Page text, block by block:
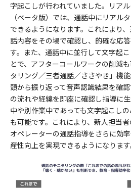
字起こしが行われていました。リア
（ベータ版）では、通話中にリアル
できるようになります。これにより
話内容をその場で確認し、的確な応
す。また、通話中に並行して文字起
とで、アフターコールワークの削減
タリング／三者通話／ささやき」機
頭から振り返って音声認識結果を確
の流れや経緯を即座に確認し指導に
中や別作業中であっても文字起こし
も可能です。これにより、新人担当
オペレーターの通話指導をさらに効
産性向上を実現できるようになります